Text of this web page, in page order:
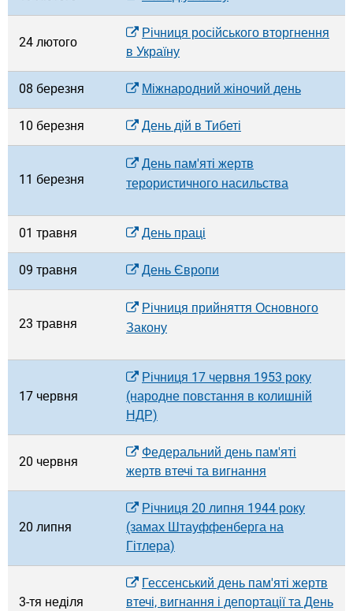
24 лютого
Річниця російського вторгнення
в Україну
08 березня Міжнародний жіночий день
10 березня День дій в Тибеті
11 березня
День пам'яті жертв
терористичного насильства
01 травня День праці
09 травня День Європи
23 травня
Річниця прийняття Основного
Закону
17 червня
Річниця 17 червня 1953 року
(народне повстання в колишній
НДР)
20 червня
Федеральний день пам'яті
жертв втечі та вигнання
20 липня
Річниця 20 липня 1944 року
(замах Штауффенберга на
Гітлера)
3-тя неділя
Гессенський день пам'яті жертв
втечі, вигнання і депортації та День